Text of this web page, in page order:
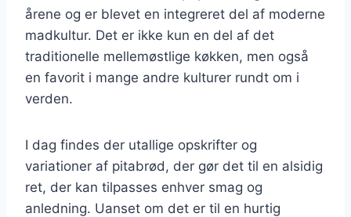
årene og er blevet en integreret del af moderne
madkultur. Det er ikke kun en del af det
traditionelle mellemøstlige køkken, men også
en favorit i mange andre kulturer rundt om i
verden.
I dag findes der utallige opskrifter og
variationer af pitabrød, der gør det til en alsidig
ret, der kan tilpasses enhver smag og
anledning. Uanset om det er til en hurtig